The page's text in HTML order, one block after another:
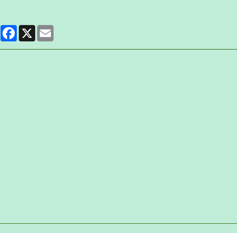
PartagerFacebook
X